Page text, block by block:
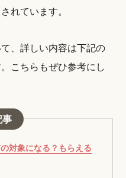
れています。
、詳しい内容は下記の
こちらもぜひ参考にし
事
対象になる？もらえる